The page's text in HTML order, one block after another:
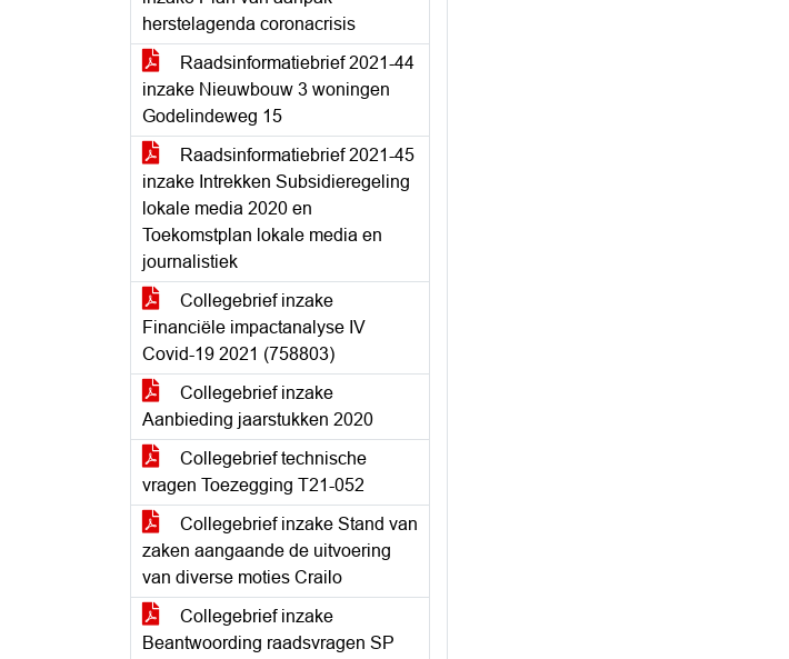
herstelagenda coronacrisis
Raadsinformatiebrief 2021-44
inzake Nieuwbouw 3 woningen
Godelindeweg 15
Raadsinformatiebrief 2021-45
inzake Intrekken Subsidieregeling
lokale media 2020 en
Toekomstplan lokale media en
journalistiek
Collegebrief inzake
Financiële impactanalyse IV
Covid-19 2021 (758803)
Collegebrief inzake
Aanbieding jaarstukken 2020
Collegebrief technische
vragen Toezegging T21-052
Collegebrief inzake Stand van
zaken aangaande de uitvoering
van diverse moties Crailo
Collegebrief inzake
Beantwoording raadsvragen SP